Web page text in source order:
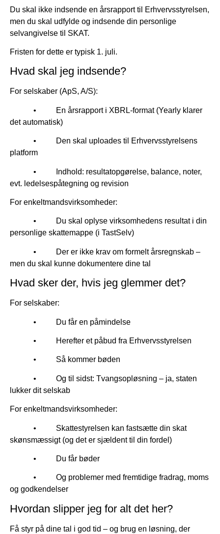
Du skal ikke indsende en årsrapport til Erhvervsstyrelsen,
men du skal udfylde og indsende din personlige
selvangivelse til SKAT.
Fristen for dette er typisk 1. juli.
Hvad skal jeg indsende?
For selskaber (ApS, A/S):
• En årsrapport i XBRL-format (Yearly klarer
det automatisk)
• Den skal uploades til Erhvervsstyrelsens
platform
• Indhold: resultatopgørelse, balance, noter,
evt. ledelsespåtegning og revision
For enkeltmandsvirksomheder:
• Du skal oplyse virksomhedens resultat i din
personlige skattemappe (i TastSelv)
• Der er ikke krav om formelt årsregnskab –
men du skal kunne dokumentere dine tal
Hvad sker der, hvis jeg glemmer det?
For selskaber:
• Du får en påmindelse
• Herefter et påbud fra Erhvervsstyrelsen
• Så kommer bøden
• Og til sidst: Tvangsopløsning – ja, staten
lukker dit selskab
For enkeltmandsvirksomheder:
• Skattestyrelsen kan fastsætte din skat
skønsmæssigt (og det er sjældent til din fordel)
• Du får bøder
• Og problemer med fremtidige fradrag, moms
og godkendelser
Hvordan slipper jeg for alt det her?
Få styr på dine tal i god tid – og brug en løsning, der